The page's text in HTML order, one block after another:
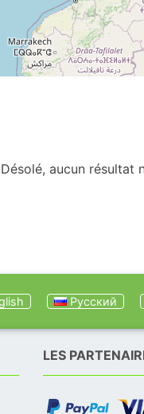
Désolé, aucun résultat
Русский
LES